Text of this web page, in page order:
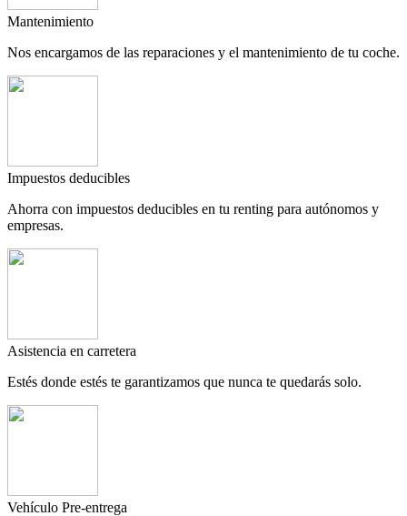
Mantenimiento
Nos encargamos de las reparaciones y el mantenimiento de tu coche.
Impuestos deducibles
Ahorra con impuestos deducibles en tu renting para autónomos y
empresas.
Asistencia en carretera
Estés donde estés te garantizamos que nunca te quedarás solo.
Vehículo Pre-entrega